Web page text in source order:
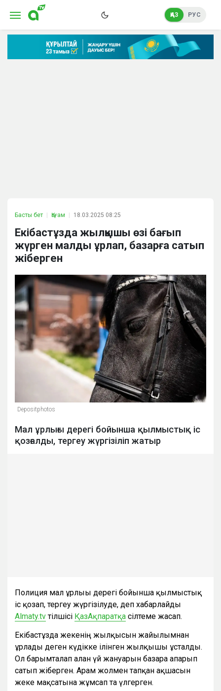
ҚАЗ РУС
Басты бет Қоғам 18.03.2025 08:25
Екібастұзда жылқышы өзі бағып
жүрген малды ұрлап, базарға сатып
жіберген
Depositphotos
Мал ұрлығы дерегі бойынша қылмыстық іс
қозғалды, тергеу жүргізіліп жатыр
Полиция мал ұрлығы дерегі бойынша қылмыстық
іс қозғап, тергеу жүргізілуде, деп хабарлайды
Almaty.tvтілшісі ҚазАқпаратқа сілтеме жасап.
Екібастұзда жекенің жылқысын жайылымнан
ұрлады деген күдікке ілінген жылқышы ұсталды.
Ол барымталап алған үй жануарын базарға апарып
сатып жіберген. Арам жолмен тапқан ақшасын
жеке мақсатына жұмсап та үлгерген.